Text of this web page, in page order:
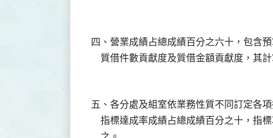
四、營業成績占總成績百分之六十，包含
五、各分處及組室依業務性質不同訂定各
指標達成率成績占總成績百分之十，指